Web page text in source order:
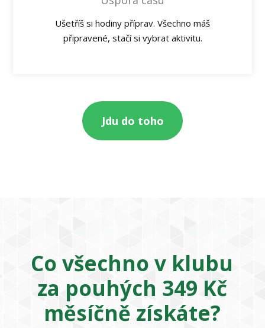
Ušetříš si hodiny příprav. Všechno máš
připravené, stačí si vybrat aktivitu.
Jdu do toho
Co všechno v klubu
za pouhých 349 Kč
měsíčně získáte?